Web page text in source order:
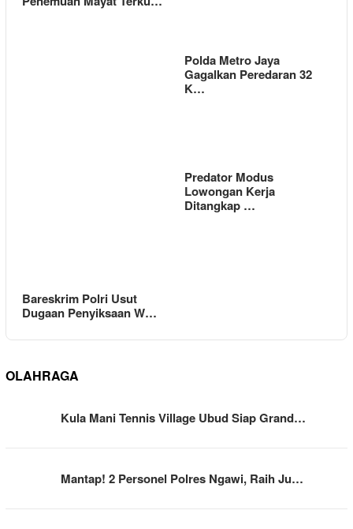
Polda Metro Jaya
Gagalkan Peredaran 32
K…
Bareskrim Polri Usut
Dugaan Penyiksaan W…
Predator Modus
Lowongan Kerja
Ditangkap …
OLAHRAGA
Kula Mani Tennis Village Ubud Siap Grand…
Mantap! 2 Personel Polres Ngawi, Raih Ju…